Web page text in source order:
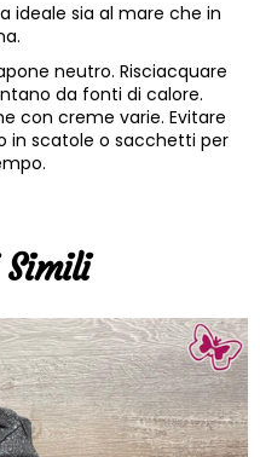
ideale sia al mare che in
neutro. Risciacquare
da fonti di calore.
con creme varie. Evitare
in scatole o sacchetti per